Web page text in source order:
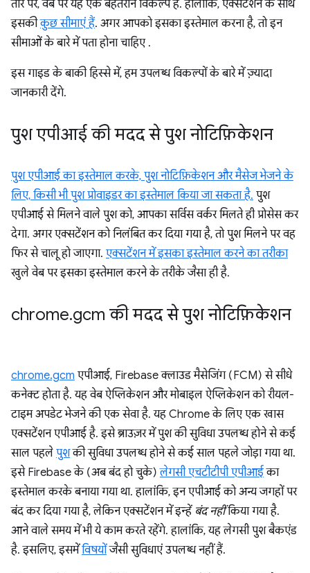
तौर पर, वेब पर यह एक बेहतरीन विकल्प है. हालांकि, एक्सटेंशन के साथ
इसकीकुछ सीमाएं हैं. अगर आपको इसका इस्तेमाल करना है, तो इन
सीमाओं के बारे में पता होना चाहिए .
इस गाइड के बाकी हिस्से में, हम उपलब्ध विकल्पों के बारे में ज़्यादा
जानकारी देंगे.
पुश एपीआई की मदद से पुश नोटिफ़िकेशन
पुश एपीआई का इस्तेमाल करके, पुश नोटिफ़िकेशन और मैसेज भेजने के
लिए, किसी भी पुश प्रोवाइडर का इस्तेमाल किया जा सकता है. पुश
एपीआई से मिलने वाले पुश को, आपका सर्विस वर्कर मिलते ही प्रोसेस कर
देगा. अगर एक्सटेंशन को निलंबित कर दिया गया है, तो पुश मिलने पर वह
फिर से चालू हो जाएगा. एक्सटेंशन में इसका इस्तेमाल करने का तरीका
खुले वेब पर इसका इस्तेमाल करने के तरीके जैसा ही है.
chrome.gcm की मदद से पुश नोटिफ़िकेशन
chrome.gcm एपीआई, Firebase क्लाउड मैसेजिंग (FCM) से सीधे
कनेक्ट होता है. यह वेब ऐप्लिकेशन और मोबाइल ऐप्लिकेशन को रीयल-
टाइम अपडेट भेजने की एक सेवा है. यह Chrome के लिए एक खास
एक्सटेंशन एपीआई है. इसे ब्राउज़र में पुश की सुविधा उपलब्ध होने से कई
साल पहले पुशकी सुविधा उपलब्ध होने से कई साल पहले जोड़ा गया था.
इसे Firebase के (अब बंद हो चुके)लेगसी एचटीटीपी एपीआईका
इस्तेमाल करके बनाया गया था. हालांकि, इन एपीआई को अन्य जगहों पर
बंद कर दिया गया है, लेकिन एक्सटेंशन में इन्हें बंद नहींकिया गया है.
आने वाले समय में भी ये काम करते रहेंगे. हालांकि, यह लेगसी पुश बैकएंड
है. इसलिए, इसमेंविषयोंजैसी सुविधाएं उपलब्ध नहीं हैं.